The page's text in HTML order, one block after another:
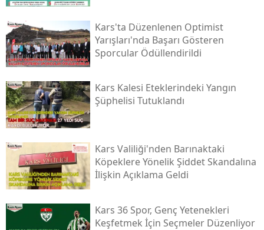
Kars'ta Düzenlenen Optimist
Yarışları'nda Başarı Gösteren
Sporcular Ödüllendirildi
Kars Kalesi Eteklerindeki Yangın
Şüphelisi Tutuklandı
Kars Valiliği'nden Barınaktaki
Köpeklere Yönelik Şiddet Skandalına
İlişkin Açıklama Geldi
Kars 36 Spor, Genç Yetenekleri
Keşfetmek İçin Seçmeler Düzenliyor